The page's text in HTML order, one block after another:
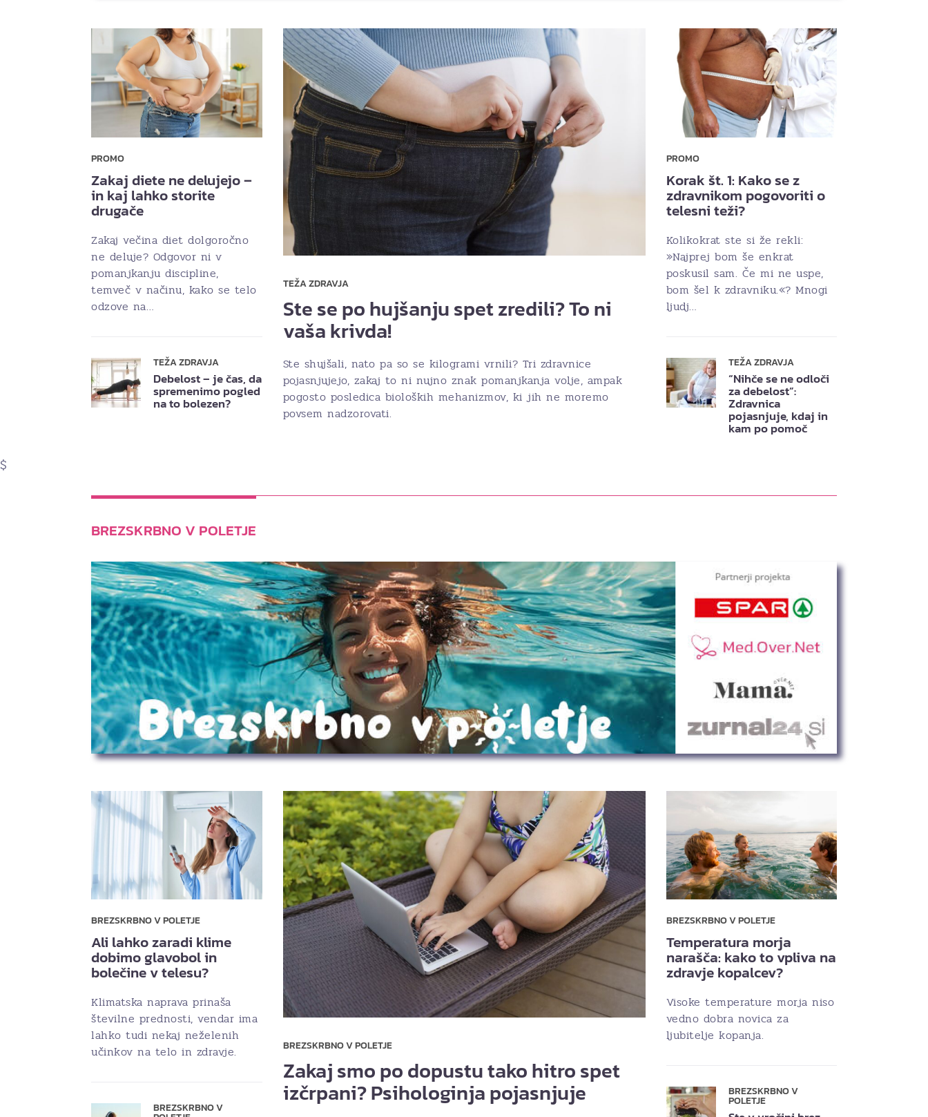
TEŽA ZDRAVJA
Ste se po hujšanju spet zredili? To ni
vaša krivda!
Ste shujšali, nato pa so se kilogrami vrnili? Tri zdravnice
pojasnjujejo, zakaj to ni nujno znak pomanjkanja volje, ampak
pogosto posledica bioloških mehanizmov, ki jih ne moremo
povsem nadzorovati.
PROMO
Zakaj diete ne delujejo –
in kaj lahko storite
drugače
Zakaj večina diet dolgoročno
ne deluje? Odgovor ni v
pomanjkanju discipline,
temveč v načinu, kako se telo
odzove na…
TEŽA ZDRAVJA
Debelost – je čas, da
spremenimo pogled
na to bolezen?
PROMO
Korak št. 1: Kako se z
zdravnikom pogovoriti o
telesni teži?
Kolikokrat ste si že rekli:
»Najprej bom še enkrat
poskusil sam. Če mi ne uspe,
bom šel k zdravniku.«? Mnogi
ljudj…
TEŽA ZDRAVJA
“Nihče se ne odloči
za debelost”:
Zdravnica
pojasnjuje, kdaj in
kam po pomoč
$
BREZSKRBNO V POLETJE
BREZSKRBNO V POLETJE
Zakaj smo po dopustu tako hitro spet
izčrpani? Psihologinja pojasnjuje
BREZSKRBNO V POLETJE
Ali lahko zaradi klime
dobimo glavobol in
bolečine v telesu?
Klimatska naprava prinaša
številne prednosti, vendar ima
lahko tudi nekaj neželenih
učinkov na telo in zdravje.
BREZSKRBNO V
BREZSKRBNO V POLETJE
Temperatura morja
narašča: kako to vpliva na
zdravje kopalcev?
Visoke temperature morja niso
vedno dobra novica za
ljubitelje kopanja.
BREZSKRBNO V
POLETJE